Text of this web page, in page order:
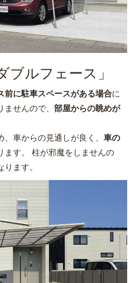
ブルフェース」
前に駐車スペースがある場合に
せんので、 部屋からの眺めが
車からの見通しが良く、 車の
ます。 柱が邪魔をしませんの
ます。